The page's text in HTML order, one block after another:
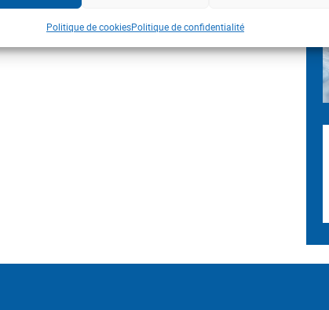
Politique de cookiesPolitique de confidentialité